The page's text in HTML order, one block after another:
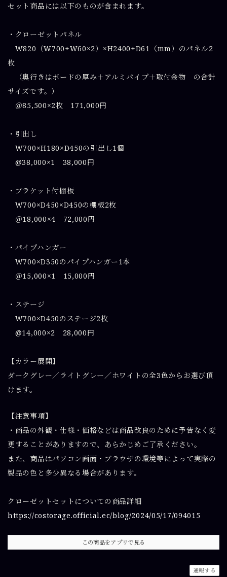
セット商品には以下のものが含まれます。
・クローゼットパネル
W820（W700+W60×2）×H2400+D61（mm）のパネル2
枚
（奥行きはボードの厚み＋アルミパイプ＋取付金物 の合計
サイズです。）
＠85,500×2枚 171,000円
・引出し
W700×H180×D450の引出し1個
@38,000×1 38,000円
・ブラケット付棚板
W700×D450×D450の棚板2枚
＠18,000×4 72,000円
・パイプハンガー
W700×D350のパイプハンガー1本
＠15,000×1 15,000円
・ステージ
W700×D450のステージ2枚
@14,000×2 28,000円
【カラー展開】
ダークグレー／ライトグレー／ホワイトの全3色からお選び頂
けます。
【注意事項】
・商品の外観・仕様・価格などは商品改良のために予告なく変
更することがありますので、あらかじめご了承ください。
また、商品はパソコン画面・ブラウザの環境等によって実際の
製品の色と多少異なる場合があります。
クローゼットセットについての商品詳細
https://costorage.official.ec/blog/2024/05/17/094015
この商品をアプリで見る
通報する